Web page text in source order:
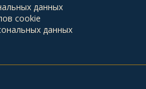
данных
cookie
данных